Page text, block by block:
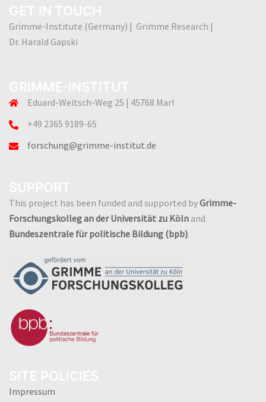
Grimme-Institute (Germany) | Grimme Research |
Dr. Harald Gapski
Eduard-Weitsch-Weg 25 | 45768 Marl
+49 2365 9189-65
forschung@grimme-institut.de
This project has been funded and supported byGrimme-
Forschungskolleg an der Universität zu Köln and
Bundeszentrale für politische Bildung (bpb).
Impressum